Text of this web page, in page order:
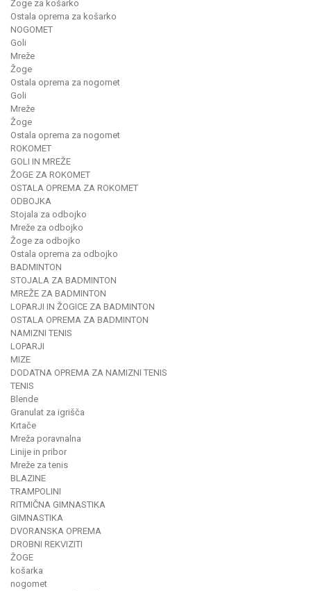
Žoge za košarko
Ostala oprema za košarko
NOGOMET
Goli
Mreže
Žoge
Ostala oprema za nogomet
Goli
Mreže
Žoge
Ostala oprema za nogomet
ROKOMET
GOLI IN MREŽE
ŽOGE ZA ROKOMET
OSTALA OPREMA ZA ROKOMET
ODBOJKA
Stojala za odbojko
Mreže za odbojko
Žoge za odbojko
Ostala oprema za odbojko
BADMINTON
STOJALA ZA BADMINTON
MREŽE ZA BADMINTON
LOPARJI IN ŽOGICE ZA BADMINTON
OSTALA OPREMA ZA BADMINTON
NAMIZNI TENIS
LOPARJI
MIZE
DODATNA OPREMA ZA NAMIZNI TENIS
TENIS
Blende
Granulat za igrišča
Krtače
Mreža poravnalna
Linije in pribor
Mreže za tenis
BLAZINE
TRAMPOLINI
RITMIČNA GIMNASTIKA
GIMNASTIKA
DVORANSKA OPREMA
DROBNI REKVIZITI
ŽOGE
košarka
nogomet